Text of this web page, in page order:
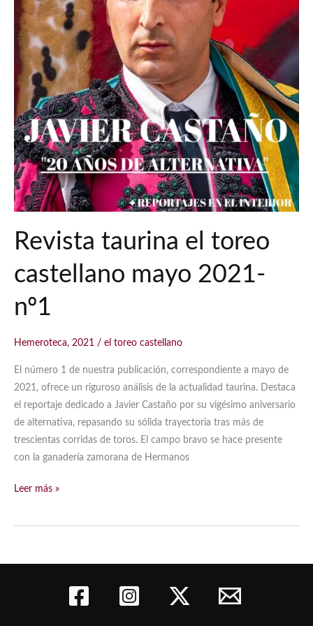
Revista taurina el toreo
castellano mayo 2021-
nº1
Hemeroteca, 2021 / el toreo castellano
El número 1 de nuestra publicación, correspondiente a mayo de
2021, ofrece un riguroso análisis de la actualidad taurina. Destaca
el reportaje dedicado a Javier Castaño por su vigésimo aniversario
de alternativa, repasando su sólida trayectoria tras más de
trescientas corridas de toros. El campo bravo se hace presente
con la ganadería zamorana de Hermanos
Revista
el
Leer más »